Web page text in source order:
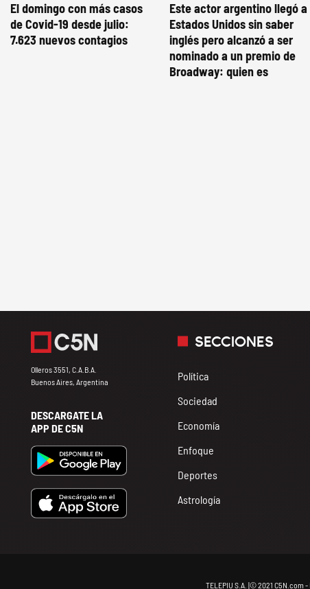
El domingo con más casos
de Covid-19 desde julio:
7.623 nuevos contagios
Este actor argentino llegó a
Estados Unidos sin saber
inglés pero alcanzó a ser
nominado a un premio de
Broadway: quien es
Olleros 3551, C.A.B.A.
Buenos Aires, Argentina
DESCARGATE LA
APP DE C5N
SECCIONES
Política
Sociedad
Economía
Enfoque
Deportes
Astrología
TELEPIU S.A. |© 2021 C5N.com